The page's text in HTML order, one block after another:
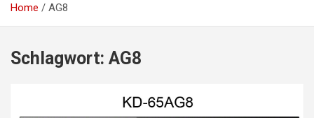
Home AG8
Schlagwort: AG8